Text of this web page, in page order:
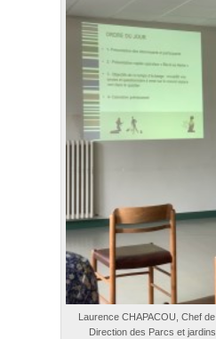
Laurence CHAPACOU, Chef
Direction des Parcs et